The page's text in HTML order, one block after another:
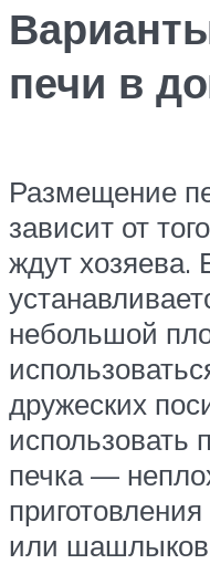
печи в
Размещение
зависит от
ждут хозяева.
небольшой
дружеских
использовать
печка —
или